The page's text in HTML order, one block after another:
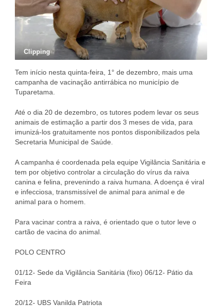
Clipping
Tem início nesta quinta-feira, 1° de dezembro, mais uma
campanha de vacinação antirrábica no município de
Tuparetama.
Até o dia 20 de dezembro, os tutores podem levar os seus
animais de estimação a partir dos 3 meses de vida, para
imunizá-los gratuitamente nos pontos disponibilizados pela
Secretaria Municipal de Saúde.
A campanha é coordenada pela equipe Vigilância Sanitária e
tem por objetivo controlar a circulação do vírus da raiva
canina e felina, prevenindo a raiva humana. A doença é viral
e infecciosa, transmissível de animal para animal e de
animal para o homem.
Para vacinar contra a raiva, é orientado que o tutor leve o
cartão de vacina do animal.
POLO CENTRO
01/12- Sede da Vigilância Sanitária (fixo) 06/12- Pátio da
Feira
20/12- UBS Vanilda Patriota